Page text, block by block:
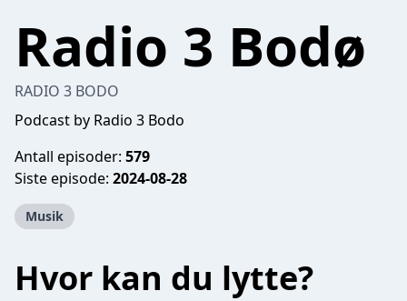
Radio 3 Bodø
RADIO 3 BODO
Podcast by Radio 3 Bodo
Antall episoder: 579
Siste episode: 2024-08-28
Musik
Hvor kan du lytte?